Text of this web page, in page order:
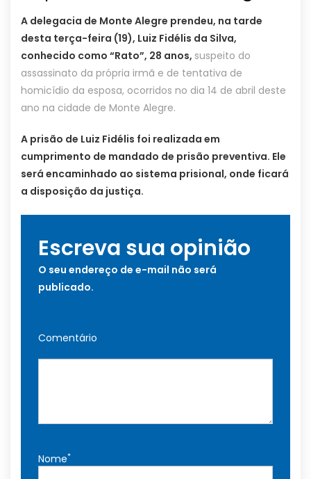
A delegacia de Monte Alegre prendeu, na tarde
desta terça-feira (19), Luiz Fidélis da Silva,
conhecido como “Rato”, 28 anos, suspeito do
assassinato da própria irmã e de tentativa de
homicídio da esposa, ocorridos no dia 14 de abril deste
ano na cidade de Monte Alegre.
A prisão de Luiz Fidélis foi realizada em
cumprimento de mandado de prisão preventiva. Ele
será encaminhado ao sistema prisional, onde ficará
a disposição da justiça.
Escreva sua opinião
O seu endereço de e-mail não será
publicado.
Comentário
Nome*